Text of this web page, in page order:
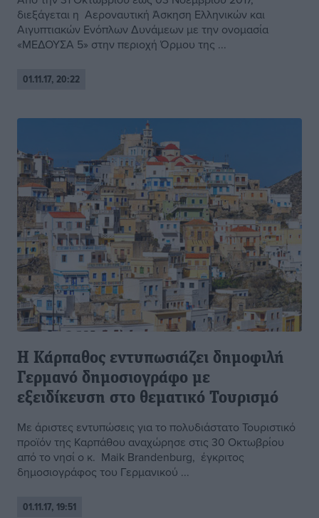
διεξάγεται η Αεροναυτική Άσκηση Ελληνικών και
Αιγυπτιακών Ενόπλων Δυνάμεων με την ονομασία
«ΜΕΔΟΥΣΑ 5» στην περιοχή Όρμου της ...
01.11.17, 20:22
Η Κάρπαθος εντυπωσιάζει δημοφιλή
Γερμανό δημοσιογράφο με
εξειδίκευση στο θεματικό Τουρισμό
Με άριστες εντυπώσεις για το πολυδιάστατο Τουριστικό
προϊόν της Καρπάθου αναχώρησε στις 30 Οκτωβρίου
από το νησί ο κ. Maik Brandenburg, έγκριτος
δημοσιογράφος του Γερμανικού ...
01.11.17, 19:51